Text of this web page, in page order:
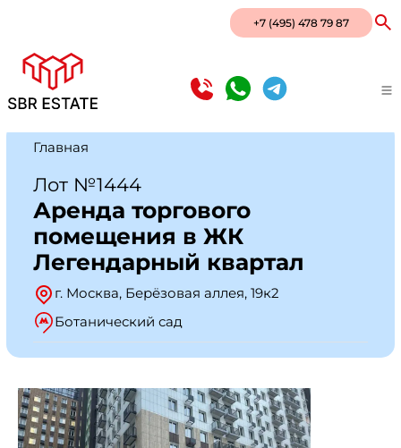
+7 (495) 478 79 87
Главная
Лот №1444
Аренда торгового
помещения в ЖК
Легендарный квартал
г. Москва, Берёзовая аллея, 19к2
Ботанический сад